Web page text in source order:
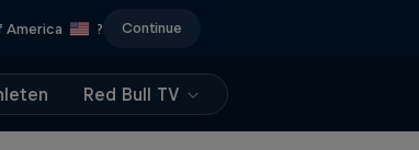
America ? Continue
Red Bull TV